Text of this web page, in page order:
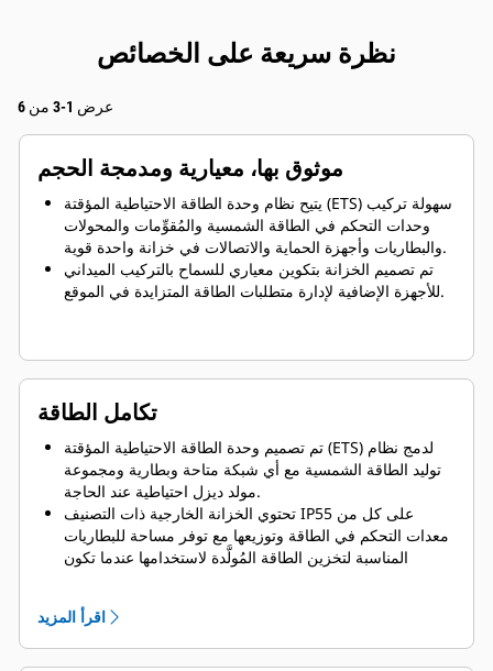
نظرة سريعة على الخصائص
عرض 1-3 من 6
موثوق بها، معيارية ومدمجة الحجم
يتيح نظام وحدة الطاقة الاحتياطية المؤقتة (ETS) سهولة تركيب
وحدات التحكم في الطاقة الشمسية والمُقوِّمات والمحولات
والبطاريات وأجهزة الحماية والاتصالات في خزانة واحدة قوية.
تم تصميم الخزانة بتكوين معياري للسماح بالتركيب الميداني
للأجهزة الإضافية لإدارة متطلبات الطاقة المتزايدة في الموقع.
تكامل الطاقة
تم تصميم وحدة الطاقة الاحتياطية المؤقتة (ETS) لدمج نظام
توليد الطاقة الشمسية مع أي شبكة متاحة وبطارية ومجموعة
مولد ديزل احتياطية عند الحاجة.
تحتوي الخزانة الخارجية ذات التصنيف IP55 على كل من
معدات التحكم في الطاقة وتوزيعها مع توفر مساحة للبطاريات
المناسبة لتخزين الطاقة المُولَّدة لاستخدامها عندما تكون
اقرأ المزيد